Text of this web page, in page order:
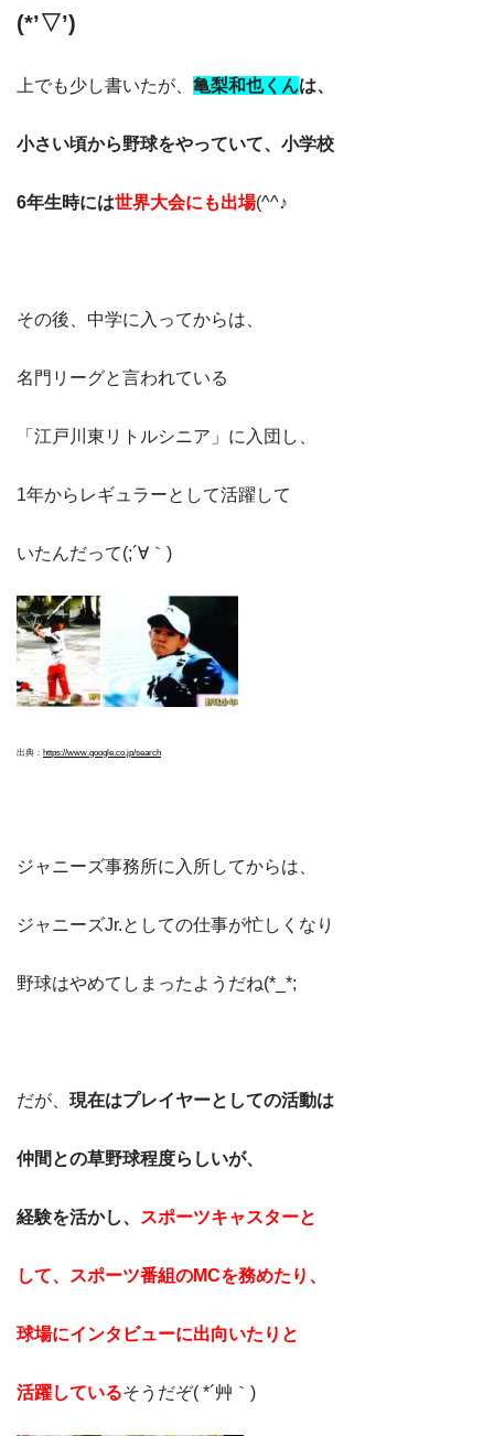
(*’▽’)
上でも少し書いたが、 亀梨和也くんは、
小さい頃から野球をやっていて、小学校
6年生時には世界大会にも出場(^^♪
その後、中学に入ってからは、
名門リーグと言われている
「江戸川東リトルシニア」に入団し、
1年からレギュラーとして活躍して
いたんだって(;´∀｀)
出典： https://www.google.co.jp/search
ジャニーズ事務所に入所してからは、
ジャニーズJr.としての仕事が忙しくなり
野球はやめてしまったようだね(*_*;
だが、 現在はプレイヤーとしての活動は
仲間との草野球程度らしいが、
経験を活かし、 スポーツキャスターと
して、スポーツ番組のMCを務めたり、
球場にインタビューに出向いたりと
活躍しているそうだぞ( *´艸｀)